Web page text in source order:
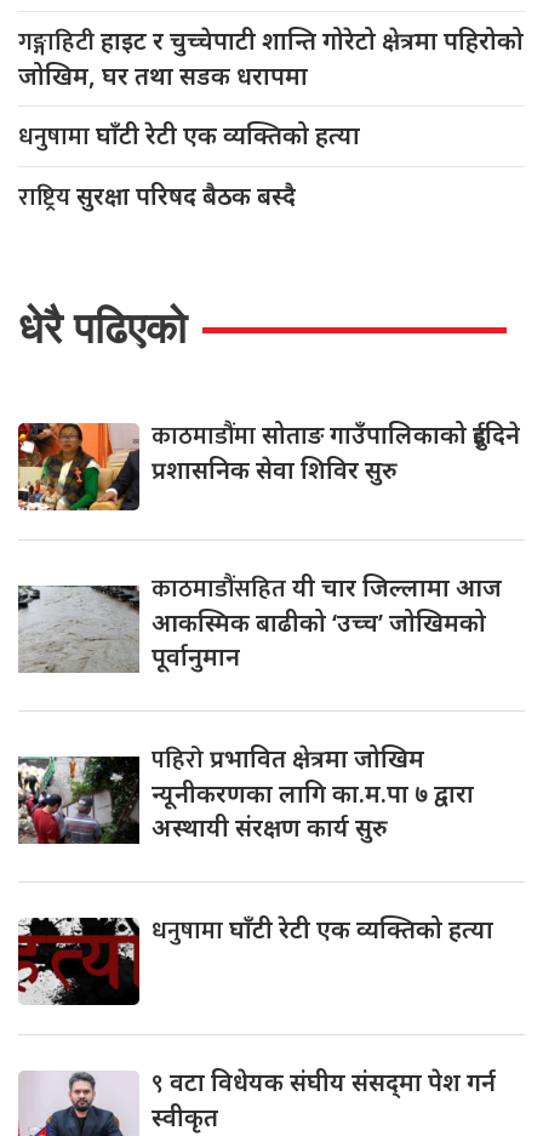
गङ्गाहिटीहाइट र चुच्चेपाटी शान्ति गोरेटो क्षेत्रमा पहिरोको
जोखिम, घर तथा सडक धरापमा
धनुषामाघाँटी रेटी एक व्यक्तिको हत्या
राष्ट्रियसुरक्षा परिषद बैठक बस्दै
धेरै पढिएको
काठमाडौंमासोताङ गाउँपालिकाको दुईदिने
प्रशासनिक सेवा शिविर सुरु
काठमाडौंसहितयी चार जिल्लामा आज
आकस्मिक बाढीको ‘उच्च’ जोखिमको
पूर्वानुमान
पहिरोप्रभावित क्षेत्रमा जोखिम
न्यूनीकरणका लागि का.म.पा ७ द्वारा
अस्थायी संरक्षण कार्य सुरु
धनुषामाघाँटी रेटी एक व्यक्तिको हत्या
९ वटा विधेयक संघीय संसद्‌मा पेश गर्न
स्वीकृत